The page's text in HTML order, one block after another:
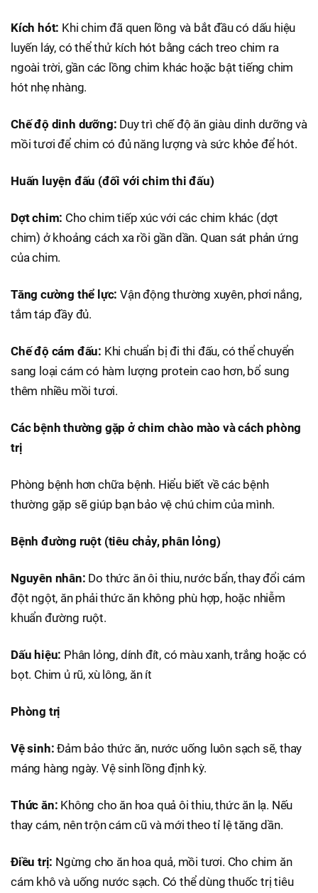
Kích hót: Khi chim đã quen lồng và bắt đầu có dấu hiệu
luyến láy, có thể thử kích hót bằng cách treo chim ra
ngoài trời, gần các lồng chim khác hoặc bật tiếng chim
hót nhẹ nhàng.
Chế độ dinh dưỡng: Duy trì chế độ ăn giàu dinh dưỡng và
mồi tươi để chim có đủ năng lượng và sức khỏe để hót.
Huấn luyện đấu (đối với chim thi đấu)
Dợt chim: Cho chim tiếp xúc với các chim khác (dợt
chim) ở khoảng cách xa rồi gần dần. Quan sát phản ứng
của chim.
Tăng cường thể lực: Vận động thường xuyên, phơi nắng,
tắm táp đầy đủ.
Chế độ cám đấu: Khi chuẩn bị đi thi đấu, có thể chuyển
sang loại cám có hàm lượng protein cao hơn, bổ sung
thêm nhiều mồi tươi.
Các bệnh thường gặp ở chim chào mào và cách phòng
trị
Phòng bệnh hơn chữa bệnh. Hiểu biết về các bệnh
thường gặp sẽ giúp bạn bảo vệ chú chim của mình.
Bệnh đường ruột (tiêu chảy, phân lỏng)
Nguyên nhân: Do thức ăn ôi thiu, nước bẩn, thay đổi cám
đột ngột, ăn phải thức ăn không phù hợp, hoặc nhiễm
khuẩn đường ruột.
Dấu hiệu: Phân lỏng, dính đít, có màu xanh, trắng hoặc có
bọt. Chim ủ rũ, xù lông, ăn ít
Phòng trị
Vệ sinh: Đảm bảo thức ăn, nước uống luôn sạch sẽ, thay
máng hàng ngày. Vệ sinh lồng định kỳ.
Thức ăn: Không cho ăn hoa quả ôi thiu, thức ăn lạ. Nếu
thay cám, nên trộn cám cũ và mới theo tỉ lệ tăng dần.
Điều trị: Ngừng cho ăn hoa quả, mồi tươi. Cho chim ăn
cám khô và uống nước sạch. Có thể dùng thuốc trị tiêu